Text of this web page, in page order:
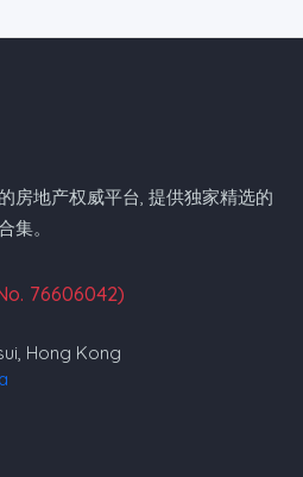
房地产权威平台, 提供独家精选的
集。
76606042)
Hong Kong